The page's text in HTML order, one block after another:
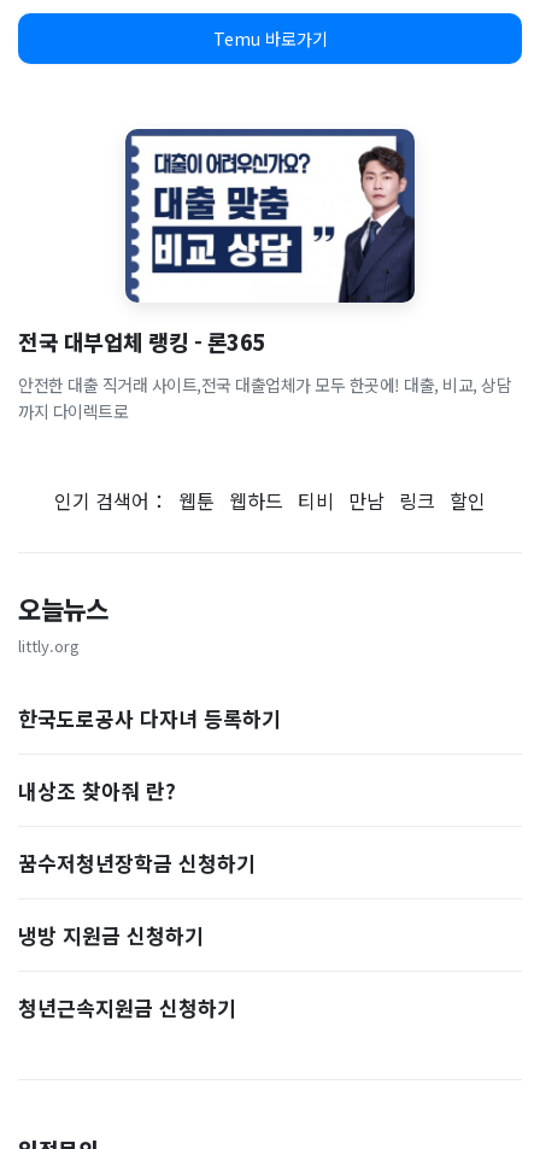
Temu 바로가기
전국 대부업체 랭킹 - 론365
안전한 대출 직거래 사이트,전국 대출업체가 모두 한곳에! 대출, 비교, 상담
까지 다이렉트로
인기 검색어： 웹툰 웹하드 티비 만남 링크 할인
오늘뉴스
littly.org
한국도로공사 다자녀 등록하기
내상조 찾아줘 란?
꿈수저청년장학금 신청하기
냉방 지원금 신청하기
청년근속지원금 신청하기